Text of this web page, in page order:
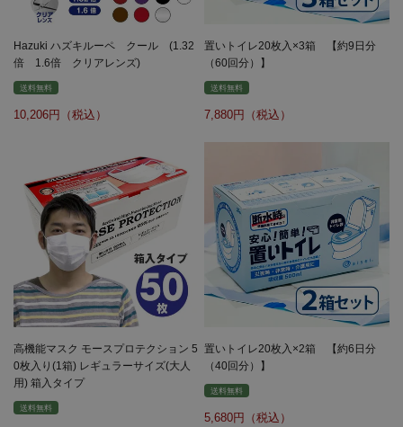
Hazuki ハズキルーペ クール (1.32
倍 1.6倍 クリアレンズ)
送料無料
10,206
置いトイレ20枚入×3箱 【約9日分
（60回分）】
送料無料
7,880
高機能マスク モースプロテクション 5
0枚入り(1箱) レギュラーサイズ(大人
用) 箱入タイプ
送料無料
置いトイレ20枚入×2箱 【約6日分
（40回分）】
送料無料
5,680